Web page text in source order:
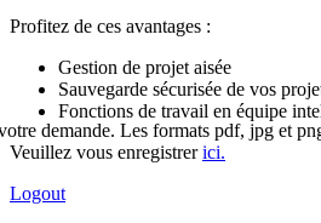
Profitez de ces avantages :
Gestion de projet aisée
Sauvegarde sécurisée de vos
Fonctions de travail en équipe
Veuillez vous enregistrerici.
Logout
demande. Les formats pdf, jpg et